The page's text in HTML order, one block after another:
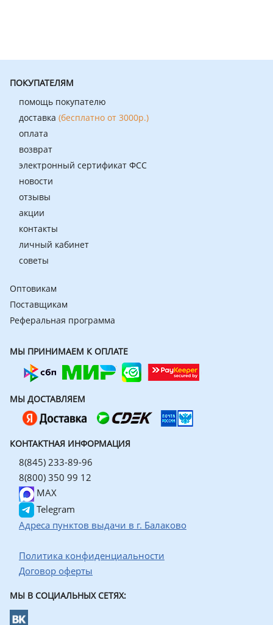
ПОКУПАТЕЛЯМ
помощь покупателю
доставка (бесплатно от 3000р.)
оплата
возврат
электронный сертификат ФСС
новости
отзывы
акции
контакты
личный кабинет
советы
Оптовикам
Поставщикам
Реферальная программа
МЫ ПРИНИМАЕМ К ОПЛАТЕ
МЫ ДОСТАВЛЯЕМ
КОНТАКТНАЯ ИНФОРМАЦИЯ
8(845) 233-89-96
8(800) 350 99 12
MAX
Telegram
Адреса пунктов выдачи в г. Балаково
Политика конфиденциальности
Договор оферты
МЫ В СОЦИАЛЬНЫХ СЕТЯХ: